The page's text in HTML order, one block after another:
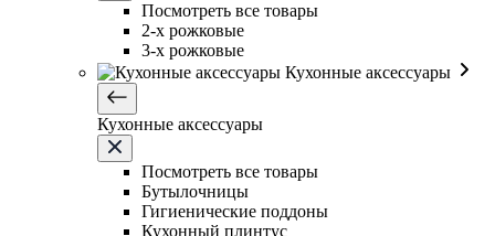
Посмотреть все товары
2-х рожковые
3-х рожковые
Кухонные аксессуары
Кухонные аксессуары
Посмотреть все товары
Бутылочницы
Гигиенические поддоны
Кухонный плинтус